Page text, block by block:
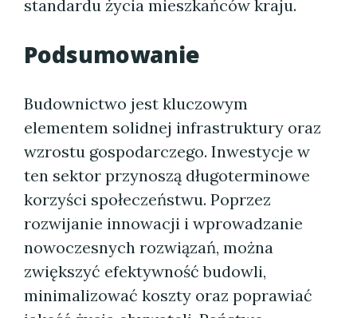
standardu życia mieszkańców kraju.
Podsumowanie
Budownictwo jest kluczowym
elementem solidnej infrastruktury oraz
wzrostu gospodarczego. Inwestycje w
ten sektor przynoszą długoterminowe
korzyści społeczeństwu. Poprzez
rozwijanie innowacji i wprowadzanie
nowoczesnych rozwiązań, można
zwiększyć efektywność budowli,
minimalizować koszty oraz poprawiać